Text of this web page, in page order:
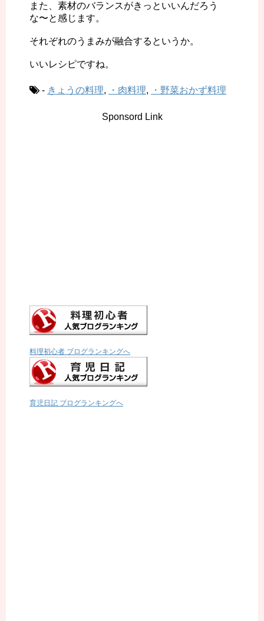
また、素材のバランスがきっといいんだろう
な〜と感じます。
それぞれのうまみが融合するというか。
いいレシピですね。
- きょうの料理, ・肉料理, ・野菜おかず料理
Sponsord Link
料理初心者 ブログランキングへ
育児日記 ブログランキングへ